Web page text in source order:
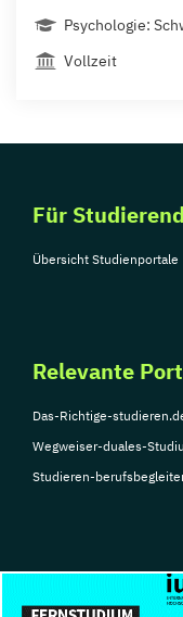
Psychologie:
Vollzeit
Für
Übersicht Studienportale
Relevante
Das-Richtige-
Wegweiser-duales-
Studieren-